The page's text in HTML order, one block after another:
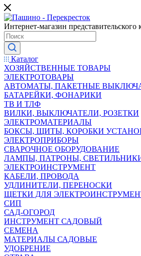
Интернет-магазин представительского
Каталог
ХОЗЯЙСТВЕННЫЕ ТОВАРЫ
ЭЛЕКТРОТОВАРЫ
АВТОМАТЫ, ПАКЕТНЫЕ
БАТАРЕЙКИ, ФОНАРИКИ
ТВ И ТЛФ
ВИЛКИ, ВЫКЛЮЧАТЕЛИ, РОЗЕТКИ
ЭЛЕКТРОМАТЕРИАЛЫ
БОКСЫ, ЩИТЫ, КОРОБКИ
ЭЛЕКТРОПРИБОРЫ
СВАРОЧНОЕ ОБОРУДОВАНИЕ
ЛАМПЫ, ПАТРОНЫ,
ЭЛЕКТРОИНСТРУМЕНТ
КАБЕЛИ, ПРОВОДА
УДЛИНИТЕЛИ, ПЕРЕНОСКИ
ЩЕТКИ ДЛЯ
СИП
САД-ОГОРОД
ИНСТРУМЕНТ САДОВЫЙ
СЕМЕНА
МАТЕРИАЛЫ САДОВЫЕ
УДОБРЕНИЕ